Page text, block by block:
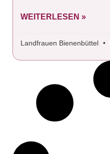
WEITERLESEN »
Landfrauen Bienenbüttel